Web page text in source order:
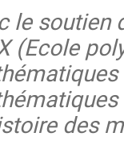
le soutien
(Ecole
des